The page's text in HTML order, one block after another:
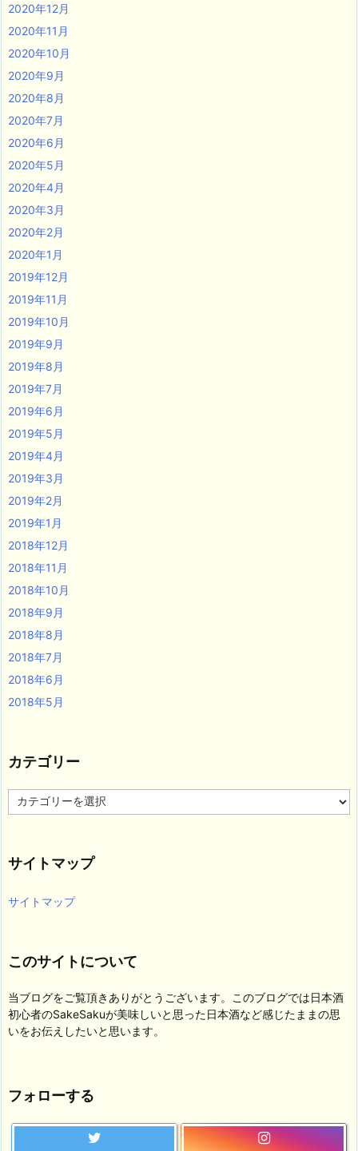
2020年12月
2020年11月
2020年10月
2020年9月
2020年8月
2020年7月
2020年6月
2020年5月
2020年4月
2020年3月
2020年2月
2020年1月
2019年12月
2019年11月
2019年10月
2019年9月
2019年8月
2019年7月
2019年6月
2019年5月
2019年4月
2019年3月
2019年2月
2019年1月
2018年12月
2018年11月
2018年10月
2018年9月
2018年8月
2018年7月
2018年6月
2018年5月
カテゴリー
カ
テ
ー
サイトマップ
サイトマップ
このサイトについて
当ブログをご覧頂きありがとうございます。このブログでは日本酒
初心者のSakeSakuが美味しいと思った日本酒など感じたままの思
いをお伝えしたいと思います。
フォローする